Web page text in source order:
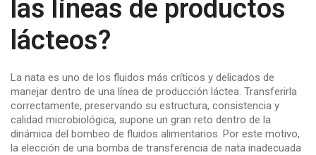
las líneas de productos
lácteos?
La nata es uno de los fluidos más críticos y delicados de
manejar dentro de una línea de producción láctea. Transferirla
correctamente, preservando su estructura, consistencia y
calidad microbiológica, supone un gran reto dentro de la
dinámica del bombeo de fluidos alimentarios. Por este motivo,
la elección de una bomba de transferencia de nata inadecuada